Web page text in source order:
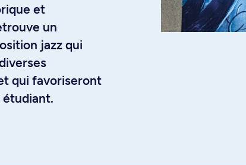
et
un
jazz qui
qui favoriseront